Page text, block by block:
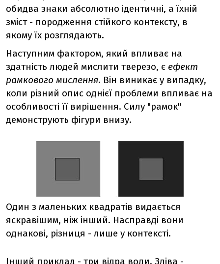
обидва знаки абсолютно ідентичні, а їхній
зміст - породження стійкого контексту, в
якому їх розглядають.
Наступним фактором, який впливає на
здатність людей мислити тверезо, є ефект
рамкового мислення. Він виникає у випадку,
коли різний опис однієї проблеми впливає на
особливості її вирішення. Силу "рамок"
демонструють фігури внизу.
Один з маленьких квадратів видається
яскравішим, ніж інший. Насправді вони
однакові, різниця - лише у контексті.
Інший приклад - три відра води. Зліва -